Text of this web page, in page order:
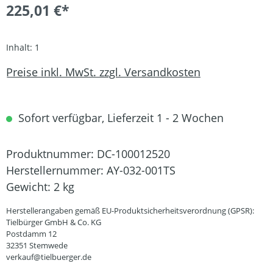
225,01 €*
Inhalt: 1
Preise inkl. MwSt. zzgl. Versandkosten
Sofort verfügbar, Lieferzeit 1 - 2 Wochen
Produktnummer: DC-100012520
Herstellernummer: AY-032-001TS
Gewicht: 2 kg
Herstellerangaben gemäß EU-Produktsicherheitsverordnung (GPSR):
Tielbürger GmbH & Co. KG
Postdamm 12
32351 Stemwede
verkauf@tielbuerger.de